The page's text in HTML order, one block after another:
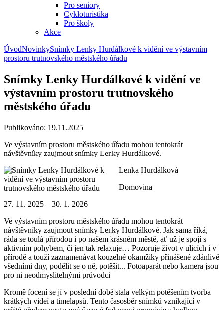
Pro seniory
Cykloturistika
Pro školy
Akce
ÚvodNovinkySnímky Lenky Hurdálkové k vidění ve výstavním
prostoru trutnovského městského úřadu
Snímky Lenky Hurdálkové k vidění ve
výstavním prostoru trutnovského
městského úřadu
Publikováno: 19.11.2025
Ve výstavním prostoru městského úřadu mohou tentokrát
návštěvníky zaujmout snímky Lenky Hurdálkové.
Lenka Hurdálková
Domovina
27. 11. 2025 – 30. 1. 2026
Ve výstavním prostoru městského úřadu mohou tentokrát
návštěvníky zaujmout snímky Lenky Hurdálkové. Jak sama říká,
ráda se toulá přírodou i po našem krásném městě, ať už je spojí s
aktivním pohybem, či jen tak relaxuje… Pozoruje život v ulicích i v
přírodě a touží zaznamenávat kouzelné okamžiky přinášené zdánlivě
všedními dny, podělit se o ně, potěšit... Fotoaparát nebo kamera jsou
pro ni neodmyslitelnými průvodci.
Kromě focení se jí v poslední době stala velkým potěšením tvorba
krátkých videí a timelapsů. Tento časosběr snímků vznikající v